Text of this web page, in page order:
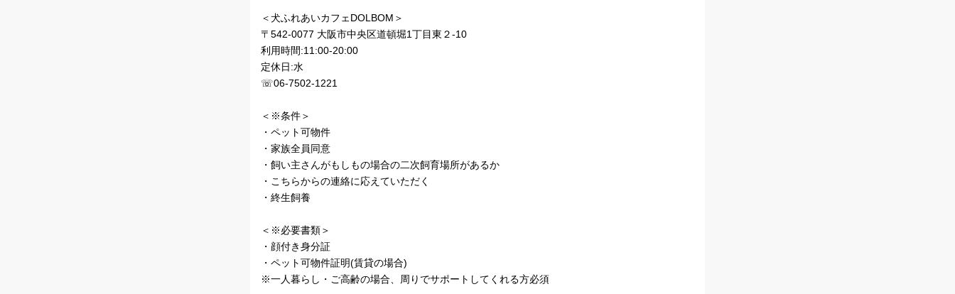
＜犬ふれあいカフェDOLBOM＞
〒542-0077 大阪市中央区道頓堀1丁目東２-10
利用時間:11:00‐20:00
定休日:水
☏06-7502-1221
＜※条件＞
・ペット可物件
・家族全員同意
・飼い主さんがもしもの場合の二次飼育場所があるか
・こちらからの連絡に応えていただく
・終生飼養
＜※必要書類＞
・顔付き身分証
・ペット可物件証明(賃貸の場合)
※一人暮らし・ご高齢の場合、周りでサポートしてくれる方必須